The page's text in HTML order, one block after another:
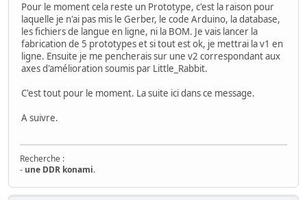
Pour le moment cela reste un Prototype, c'est la raison pour
laquelle je n'ai pas mis le Gerber, le code Arduino, la database,
les fichiers de langue en ligne, ni la BOM. Je vais lancer la
fabrication de 5 prototypes et si tout est ok, je mettrai la v1 en
ligne. Ensuite je me pencherais sur une v2 correspondant aux
axes d'amélioration soumis par Little_Rabbit.
C'est tout pour le moment. La suite ici dans ce message.
A suivre.
Recherche :
- une DDR konami.